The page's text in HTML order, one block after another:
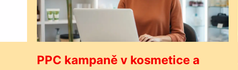
PPC kampaně v kosmetice a